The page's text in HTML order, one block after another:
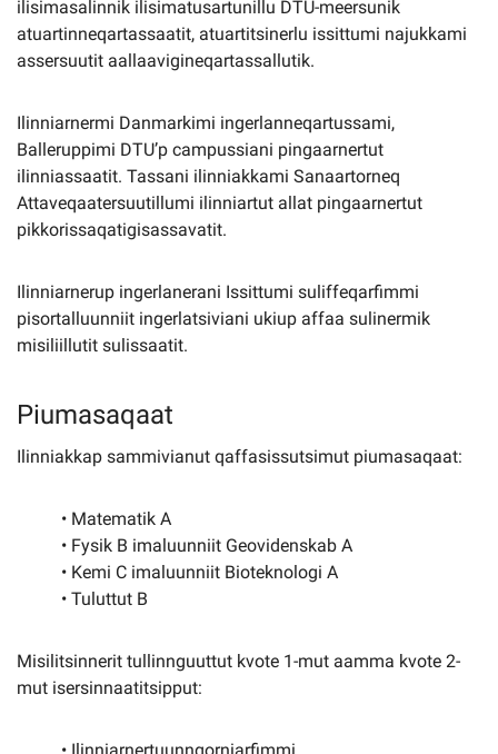
ilisimasalinnik ilisimatusartunillu DTU-meersunik
atuartinneqartassaatit, atuartitsinerlu issittumi najukkami
assersuutit aallaavigineqartassallutik.
Ilinniarnermi Danmarkimi ingerlanneqartussami,
Balleruppimi DTU’p campussiani pingaarnertut
ilinniassaatit. Tassani ilinniakkami Sanaartorneq
Attaveqaatersuutillumi ilinniartut allat pingaarnertut
pikkorissaqatigisassavatit.
Ilinniarnerup ingerlanerani Issittumi suliffeqarfimmi
pisortalluunniit ingerlatsiviani ukiup affaa sulinermik
misiliillutit sulissaatit.
Piumasaqaat
Ilinniakkap sammivianut qaffasissutsimut piumasaqaat:
• Matematik A
• Fysik B imaluunniit Geovidenskab A
• Kemi C imaluunniit Bioteknologi A
• Tuluttut B
Misilitsinnerit tullinnguuttut kvote 1-mut aamma kvote 2-
mut isersinnaatitsipput: